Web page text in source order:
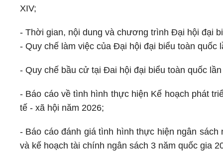
XIV;
- Thời gian, nội dung và chương trình Đại hội đại
- Quy chế làm việc của Đại hội đại biểu toàn
- Quy chế bầu cử tại Đai hội đại biểu toàn quốc
- Báo cáo về tình hình thực hiện Kế hoạch phát
tế - xã hội năm 2026;
- Báo cáo đánh giá tình hình thực hiện ngân
và kế hoạch tài chính ngân sách 3 năm quốc gia